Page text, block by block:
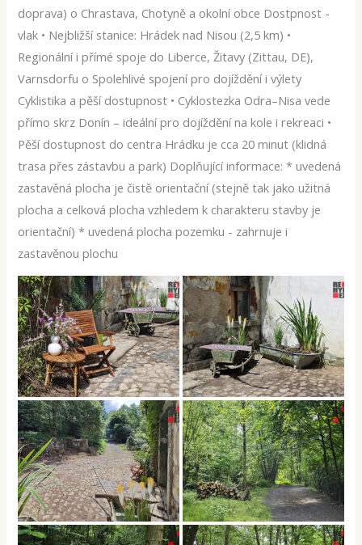
doprava) o Chrastava, Chotyně a okolní obce Dostpnost -
vlak • Nejbližší stanice: Hrádek nad Nisou (2,5 km) •
Regionální i přímé spoje do Liberce, Žitavy (Zittau, DE),
Varnsdorfu o Spolehlivé spojení pro dojíždění i výlety
Cyklistika a pěší dostupnost • Cyklostezka Odra–Nisa vede
přímo skrz Donín – ideální pro dojíždění na kole i rekreaci •
Pěší dostupnost do centra Hrádku je cca 20 minut (klidná
trasa přes zástavbu a park) Doplňující informace: * uvedená
zastavěná plocha je čistě orientační (stejně tak jako užitná
plocha a celková plocha vzhledem k charakteru stavby je
orientační) * uvedená plocha pozemku - zahrnuje i
zastavěnou plochu